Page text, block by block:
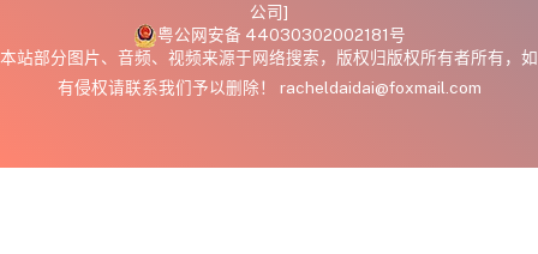
公司]
粤公网安备 44030302002181号
本站部分图片、音频、视频来源于网络搜索，版权归版权所有者所有，如
有侵权请联系我们予以删除！ racheldaidai@foxmail.com